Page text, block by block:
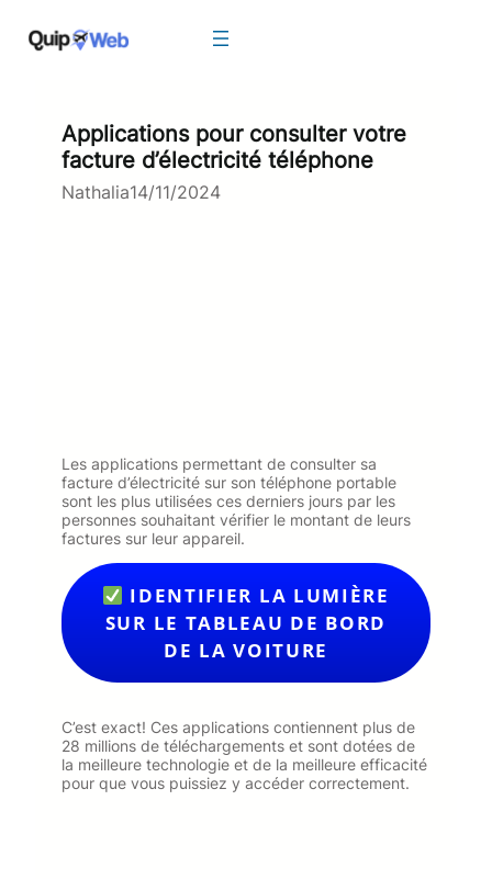
Applications pour consulter votre
facture d’électricité téléphone
Nathalia14/11/2024
Les applications permettant de consulter sa
facture d’électricité sur son téléphone portable
sont les plus utilisées ces derniers jours par les
personnes souhaitant vérifier le montant de leurs
factures sur leur appareil.
IDENTIFIER LA LUMIÈRE
SUR LE TABLEAU DE BORD
DE LA VOITURE
C’est exact! Ces applications contiennent plus de
28 millions de téléchargements et sont dotées de
la meilleure technologie et de la meilleure efficacité
pour que vous puissiez y accéder correctement.